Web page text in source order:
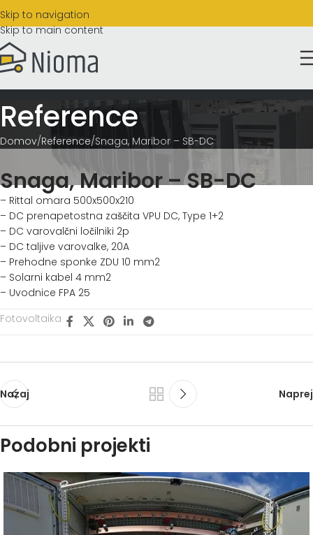
Skip to navigation
Skip to main content
Reference
Domov Reference Snaga, Maribor – SB-DC
Snaga, Maribor – SB-DC
– Rittal omara 500x500x210
– DC prenapetostna zaščita VPU DC, Type 1+2
– DC varovalčni ločilniki 2p
– DC taljive varovalke, 20A
– Prehodne sponke ZDU 10 mm2
– Solarni kabel 4 mm2
– Uvodnice FPA 25
Fotovoltaika
Nazaj Naprej
Podobni projekti